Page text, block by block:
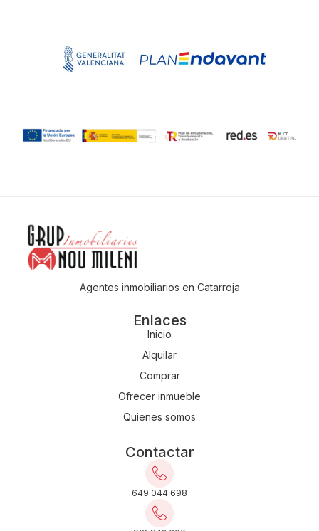
Agentes inmobiliarios en Catarroja
Enlaces
Inicio
Alquilar
Comprar
Ofrecer inmueble
Quienes somos
Contactar
649 044 698